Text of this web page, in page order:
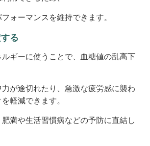
ォーマンスを維持できます。
る
ルギーに使うことで、血糖値の乱高下
が途切れたり、急激な疲労感に襲わ
軽減できます。
満や生活習慣病などの予防に直結し